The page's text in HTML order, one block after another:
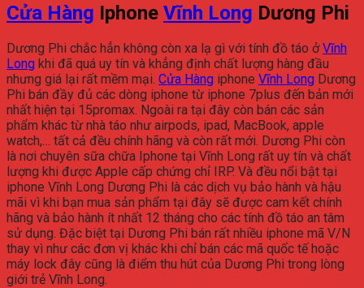
Cửa Hàng Iphone Vĩnh Long Dương Phi
Dương Phi chắc hẳn không còn xa lạ gì với tính đồ táo ởVĩnh
Long khi đã quá uy tín và khẳng định chất lượng hàng đầu
nhưng giá lại rất mềm mại. Cửa Hàng iphone Vĩnh Long Dương
Phi bán đầy đủ các dòng iphone từ iphone 7plus đến bản mới
nhất hiện tại 15promax. Ngoài ra tại đây còn bán các sản
phẩm khác từ nhà táo như airpods, ipad, MacBook, apple
watch,… tất cả đều chính hãng và còn rất mới. Dương Phi còn
là nơi chuyên sữa chữa Iphone tại Vĩnh Long rất uy tín và chất
lượng khi được Apple cấp chứng chỉ IRP. Và đều nổi bật tại
iphone Vĩnh Long Dương Phi là các dịch vụ bảo hành và hậu
mãi vì khi bạn mua sản phẩm tại đây sẽ được cam kết chính
hãng và bảo hành ít nhất 12 tháng cho các tính đồ táo an tâm
sử dụng. Đặc biệt tại Dương Phi bán rất nhiều iphone mã V/N
thay vì như các đơn vị khác khi chỉ bán các mã quốc tế hoặc
máy lock đây cũng là điểm thu hút của Dương Phi trong lòng
giới trẻ Vĩnh Long.